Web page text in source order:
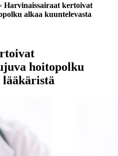
Harvinaissairaat kertoivat
alkaa kuuntelevasta
hoitopolku
lääkäristä